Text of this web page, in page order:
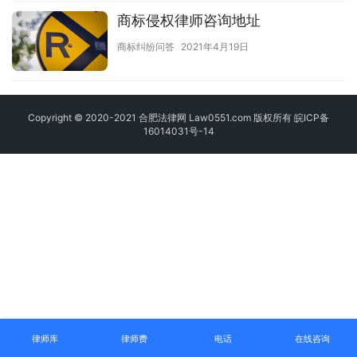
商标侵权律师咨询地址
商标纠纷问答 2021年4月19日
Copyright © 2020-2021 合肥法律网 Law0551.com 版权所有 皖ICP备
16014031号-14
律师库 律师费 电话 在线咨询